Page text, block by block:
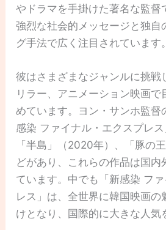
やドラマを手掛けた著名な監督
強烈な社会的メッセージと独自
グ手法で広く注目されています。
彼はさまざまなジャンルに挑戦
リラー、アニメーション映画で
めています。ヨン・サンホ監督
感染 ファイナル・エクスプレス
「半島」（2020年）、「豚の
どがあり、これらの作品は国内
ています。中でも「新感染 フ
レス」は、全世界に韓国映画の
けとなり、国際的に大きな人気